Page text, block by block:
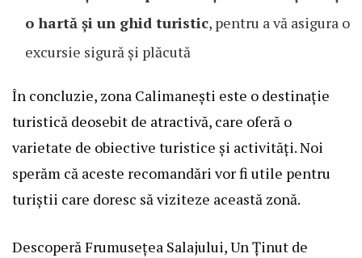
o hartă și un ghid turistic, pentru a vă asigura o
excursie sigură și plăcută
În concluzie, zona Calimanești este o destinație
turistică deosebit de atractivă, care oferă o
varietate de obiective turistice și activități. Noi
sperăm că aceste recomandări vor fi utile pentru
turiștii care doresc să viziteze această zonă.
Descoperă Frumusețea Salajului, Un Ținut de